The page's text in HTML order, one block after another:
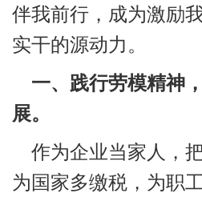
伴我前行，成为激励
实干的源动力。
一、践行劳模精神
展。
作为企业当家人，
为国家多缴税，为职